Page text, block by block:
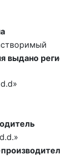
выдано